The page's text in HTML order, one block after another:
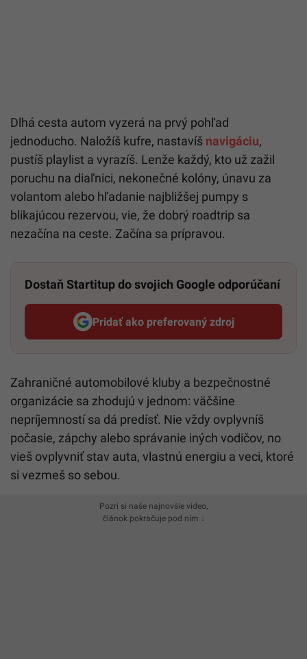
Dlhá cesta autom vyzerá na prvý pohľad
jednoducho. Naložíš kufre, nastavíš navigáciu,
pustíš playlist a vyrazíš. Lenže každý, kto už zažil
poruchu na diaľnici, nekonečné kolóny, únavu za
volantom alebo hľadanie najbližšej pumpy s
blikajúcou rezervou, vie, že dobrý roadtrip sa
nezačína na ceste. Začína sa prípravou.
Dostaň Startitup do svojich Google odporúčaní
Pridať ako preferovaný zdroj
Startitup, odkaz sa otvorí v
Zahraničné automobilové kluby a bezpečnostné
organizácie sa zhodujú v jednom: väčšine
nepríjemností sa dá predísť. Nie vždy ovplyvníš
počasie, zápchy alebo správanie iných vodičov, no
vieš ovplyvniť stav auta, vlastnú energiu a veci, ktoré
si vezmeš so sebou.
Pozri si naše najnovšie video,
článok pokračuje pod ním ↓